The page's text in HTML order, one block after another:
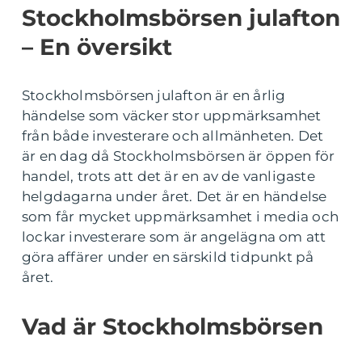
Stockholmsbörsen julafton
– En översikt
Stockholmsbörsen julafton är en årlig
händelse som väcker stor uppmärksamhet
från både investerare och allmänheten. Det
är en dag då Stockholmsbörsen är öppen för
handel, trots att det är en av de vanligaste
helgdagarna under året. Det är en händelse
som får mycket uppmärksamhet i media och
lockar investerare som är angelägna om att
göra affärer under en särskild tidpunkt på
året.
Vad är Stockholmsbörsen